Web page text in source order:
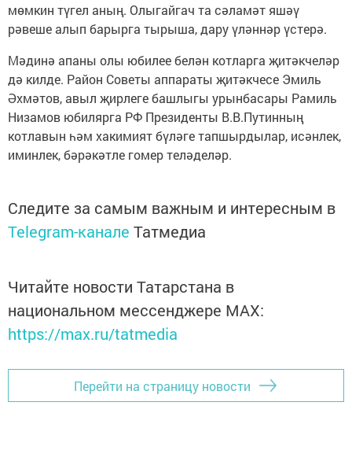
мөмкин түгел аның. Олыгайгач та сәламәт яшәү
рәвеше алып барырга тырыша, дару үләннәр үстерә.
Мәдинә апаны олы юбилее белән котларга җитәкчеләр
дә килде. Район Советы аппараты җитәкчесе Эмиль
Әхмәтов, авыл җирлеге башлыгы урынбасары Рамиль
Низамов юбилярга РФ Президенты В.В.Путинның
котлавын һәм хакимият бүләге тапшырдылар, исәнлек,
иминлек, бәрәкәтле гомер теләделәр.
Следите за самым важным и интересным в
Telegram-канале Татмедиа
Читайте новости Татарстана в
национальном мессенджере MАХ:
https://max.ru/tatmedia
Перейти на страницу новости